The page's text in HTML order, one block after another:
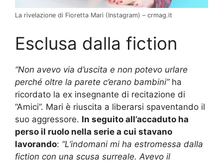
La rivelazione di Fioretta Mari (Instagram) – crmag.it
Esclusa dalla fiction
“Non avevo via d’uscita e non potevo urlare
perché oltre la parete c’erano bambini”ha
ricordato la ex insegnante di recitazione di
“Amici”. Mari è riuscita a liberarsi spaventando il
suo aggressore. In seguito all’accaduto ha
perso il ruolo nella serie a cui stavano
lavorando: “L’indomani mi ha estromessa dalla
fiction con una scusa surreale. Avevo il